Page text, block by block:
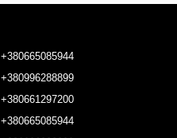
+380665085944
+380996288899
+380661297200
+380665085944